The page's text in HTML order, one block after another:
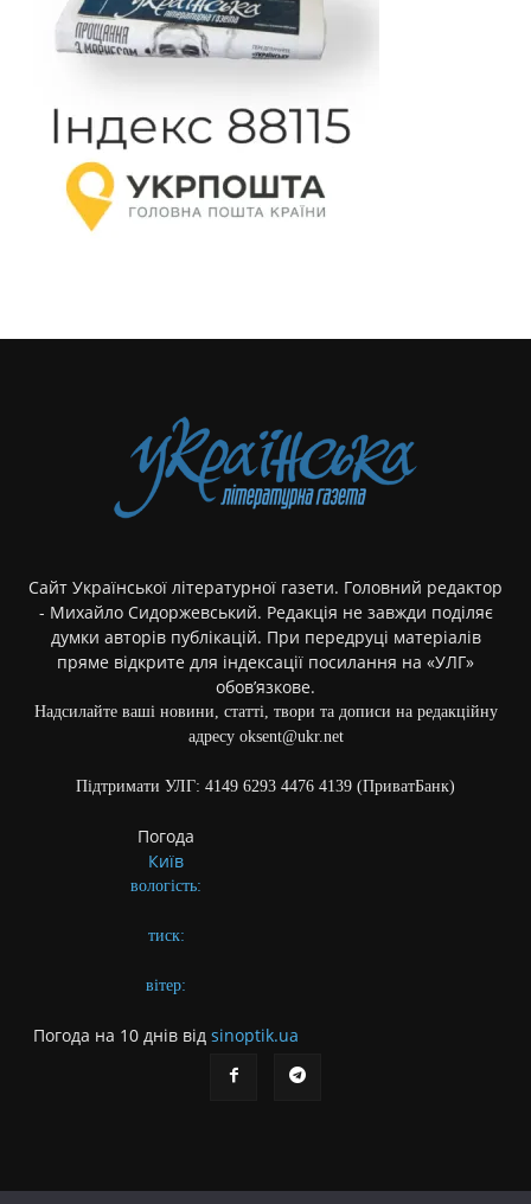
Сайт Української літературної газети. Головний редактор
- Михайло Сидоржевський. Редакція не завжди поділяє
думки авторів публікацій. При передруці матеріалів
пряме відкрите для індексації посилання на «УЛГ»
обов’язкове.
Надсилайте ваші новини, статті, твори та дописи на редакційну
адресу oksent@ukr.net
Підтримати УЛГ: 4149 6293 4476 4139 (ПриватБанк)
Погода
Київ
вологість:
тиск:
вітер:
Погода на 10 днів від sinoptik.ua